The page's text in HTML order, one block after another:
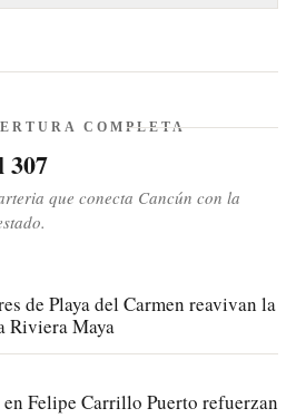
impactar la percepción de
en viajes largos y evitar
COMPLETA
307
que conecta Cancún con la
de Playa del Carmen reavivan la
Riviera Maya
Felipe Carrillo Puerto refuerzan